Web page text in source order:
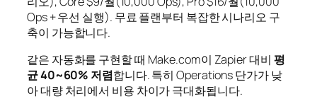
Ops + 우선 실행). 무료 플랜부터 복잡한 시나리오 구
축이 가능합니다.
같은 자동화를 구현할 때 Make.com이 Zapier 대비 평
균 40~60% 저렴합니다. 특히 Operations 단가가 낮
아 대량 처리에서 비용 차이가 극대화됩니다.